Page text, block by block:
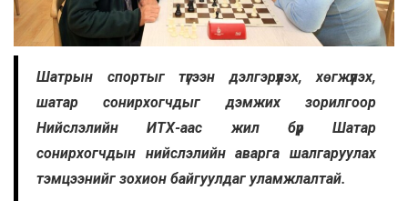
Шатрын спортыг түгээн дэлгэрүүлэх, хөгжүүлэх,
шатар сонирхогчдыг дэмжих зорилгоор
Нийслэлийн ИТХ-аас жил бүр Шатар
сонирхогчдын нийслэлийн аварга шалгаруулах
тэмцээнийг зохион байгуулдаг уламжлалтай.